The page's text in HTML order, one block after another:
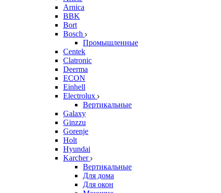
Arnica
BBK
Bort
Bosch
Промышленные
Centek
Clatronic
Deerma
ECON
Einhell
Electrolux
Вертикальные
Galaxy
Ginzzu
Gorenje
Holt
Hyundai
Karcher
Вертикальные
Для дома
Для окон